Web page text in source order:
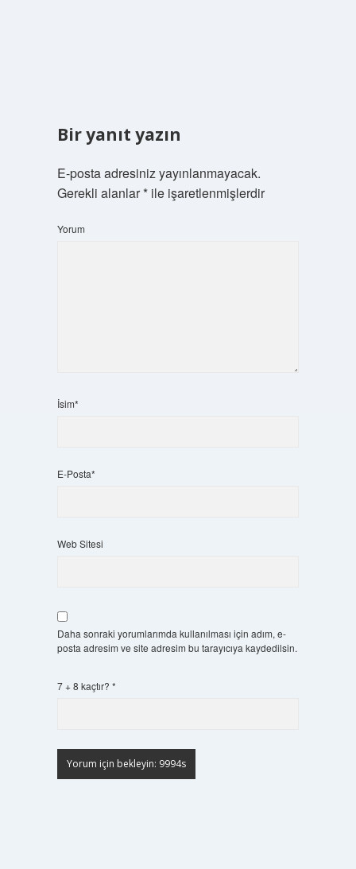
Bir yanıt yazın
E-posta adresiniz yayınlanmayacak.
Gerekli alanlar*ile işaretlenmişlerdir
Yorum
İsim*
E-Posta*
Web Sitesi
Daha sonraki yorumlarımda kullanılması için adım, e-
posta adresim ve site adresim bu tarayıcıya kaydedilsin.
7 + 8 kaçtır? *